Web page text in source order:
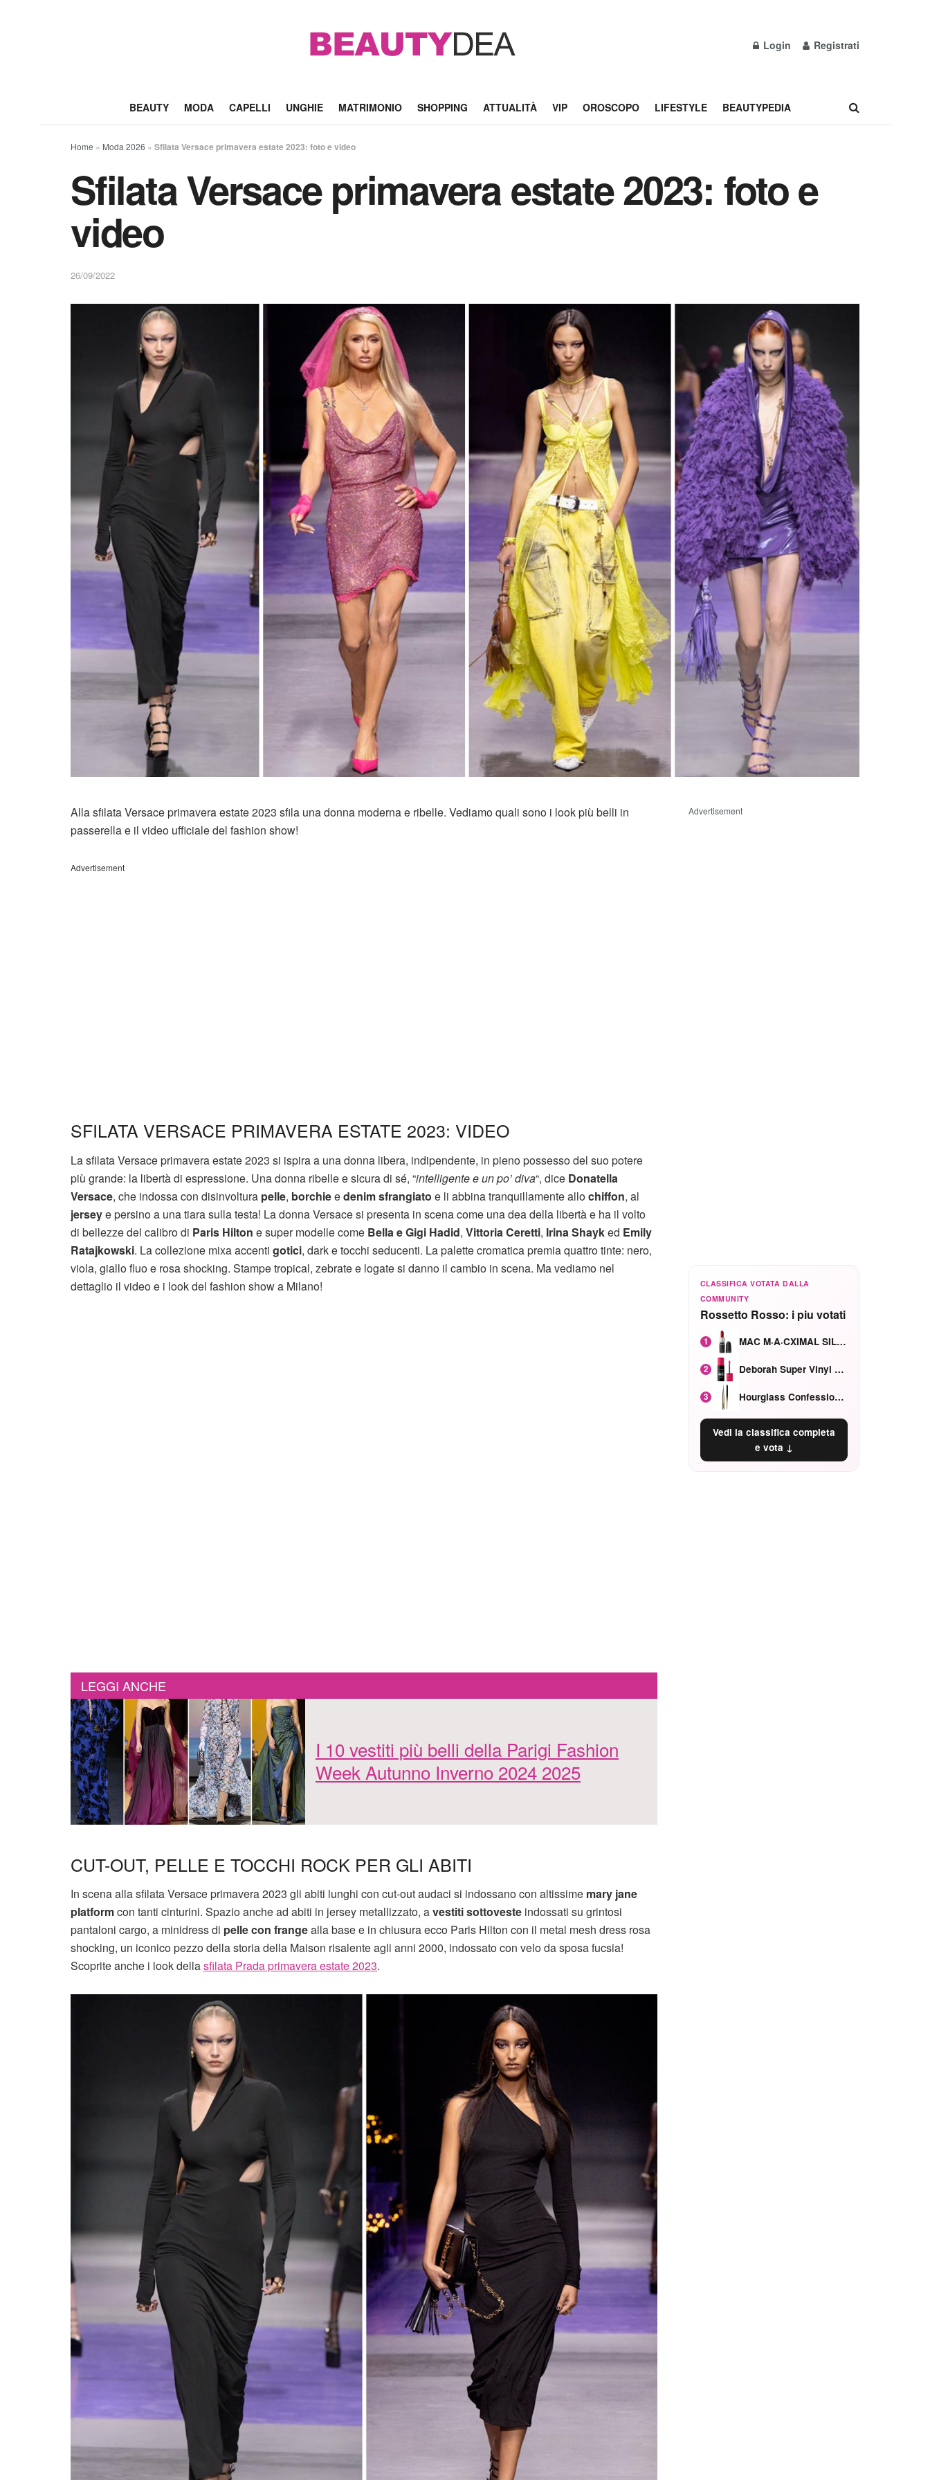
Login Registrati
BEAUTY MODA CAPELLI UNGHIE MATRIMONIO SHOPPING ATTUALITÀ VIP OROSCOPO LIFESTYLE BEAUTYPEDIA
Home » Moda 2026 » Sfilata Versace primavera estate 2023: foto e video
Sfilata Versace primavera estate 2023: foto e
video
26/09/2022
Alla sfilata Versace primavera estate 2023 sfila una donna moderna e ribelle. Vediamo quali sono i look più belli in
passerella e il video ufficiale del fashion show!
Advertisement
SFILATA VERSACE PRIMAVERA ESTATE 2023: VIDEO
La sfilata Versace primavera estate 2023 si ispira a una donna libera, indipendente, in pieno possesso del suo potere
più grande: la libertà di espressione. Una donna ribelle e sicura di sé, “intelligente e un po’ diva“, dice Donatella
Versace, che indossa con disinvoltura pelle, borchieedenim sfrangiato e li abbina tranquillamente allochiffon, al
jerseye persino a una tiara sulla testa! La donna Versace si presenta in scena come una dea della libertà e ha il volto
di bellezze del calibro di Paris Hilton e super modelle come Bella e Gigi Hadid, Vittoria Ceretti, Irina Shayked Emily
Ratajkowski. La collezione mixa accenti gotici, dark e tocchi seducenti. La palette cromatica premia quattro tinte: nero,
viola, giallo fluo e rosa shocking. Stampe tropical, zebrate e logate si danno il cambio in scena. Ma vediamo nel
dettaglio il video e i look del fashion show a Milano!
LEGGI ANCHE
I 10 vestiti più belli della Parigi Fashion
Week Autunno Inverno 2024 2025
CUT-OUT, PELLE E TOCCHI ROCK PER GLI ABITI
In scena alla sfilata Versace primavera 2023 gli abiti lunghi con cut-out audaci si indossano con altissime mary jane
platformcon tanti cinturini. Spazio anche ad abiti in jersey metallizzato, avestiti sottoveste indossati su grintosi
pantaloni cargo, a minidress di pelle con frangealla base e in chiusura ecco Paris Hilton con il metal mesh dress rosa
shocking, un iconico pezzo della storia della Maison risalente agli anni 2000, indossato con velo da sposa fucsia!
Scoprite anche i look dellasfilata Prada primavera estate 2023.
Advertisement
CLASSIFICA VOTATA DALLA
COMMUNITY
Rossetto Rosso: i piu votati
1 MAC M·A·CXIMAL SILKY MATTE Red Rock mat
2 Deborah Super Vinyl Shake Rosa Ciliegia
3 Hourglass Confession Ricaricabile Ultra Preciso Ad Alta Intensità Secretly Classic Red
Vedi la classifica completa
e vota ↓